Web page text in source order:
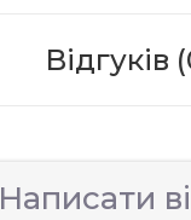
Відгуків
Написати